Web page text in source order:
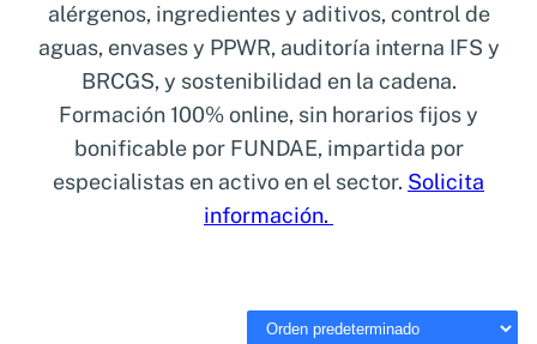
alérgenos, ingredientes y aditivos, control de
aguas, envases y PPWR, auditoría interna IFS y
BRCGS, y sostenibilidad en la cadena.
Formación 100% online, sin horarios fijos y
bonificable por FUNDAE, impartida por
especialistas en activo en el sector. Solicita
información.